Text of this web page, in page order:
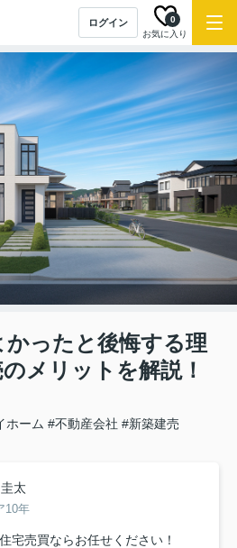
ログイン
お気に入り
0
ったと後悔する理
メリットを解説！
ホーム #不動産会社 #新築建売
太
10年
宅売買ならお任せください！